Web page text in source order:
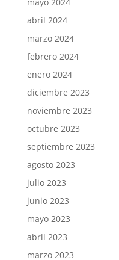
abril 2024
marzo 2024
febrero 2024
enero 2024
diciembre 2023
noviembre 2023
octubre 2023
septiembre 2023
agosto 2023
julio 2023
junio 2023
mayo 2023
abril 2023
marzo 2023